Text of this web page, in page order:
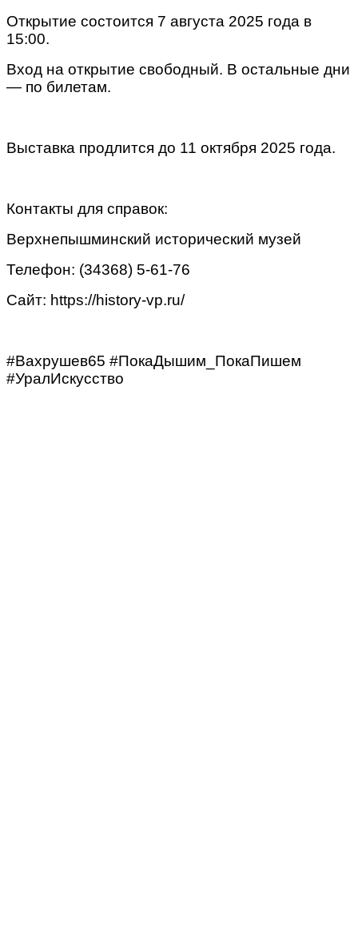
Открытие состоится 7 августа 2025 года в
15:00.
Вход на открытие свободный. В остальные дни
— по билетам.
Выставка продлится до 11 октября 2025 года.
Контакты для справок:
Верхнепышминский исторический музей
Телефон: (34368) 5-61-76
Сайт: https://history-vp.ru/
#Вахрушев65 #ПокаДышим_ПокаПишем
#УралИскусство